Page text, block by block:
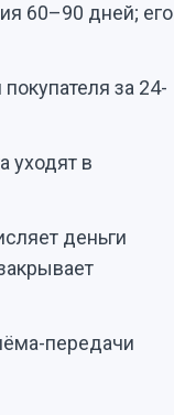
60–90 дней; его
за 24-
уходят в
деньги
передачи